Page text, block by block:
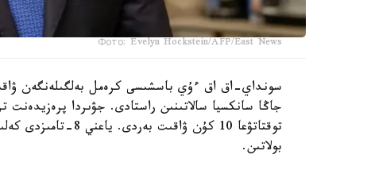
Фото: Evelyn Hockstein/AFP/East News
جاڭا سانكسيا سالاتىنىن راستادى. جۋىردا پرەزيدەنت
توقتاتۋعا 10 كۇن
بولاتىن.